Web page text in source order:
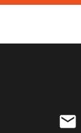
mail